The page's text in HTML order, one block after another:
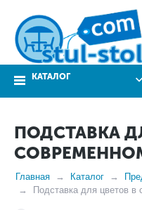
КАТАЛОГ
ПОДСТАВКА
Главная Каталог
Подставка для цветов в